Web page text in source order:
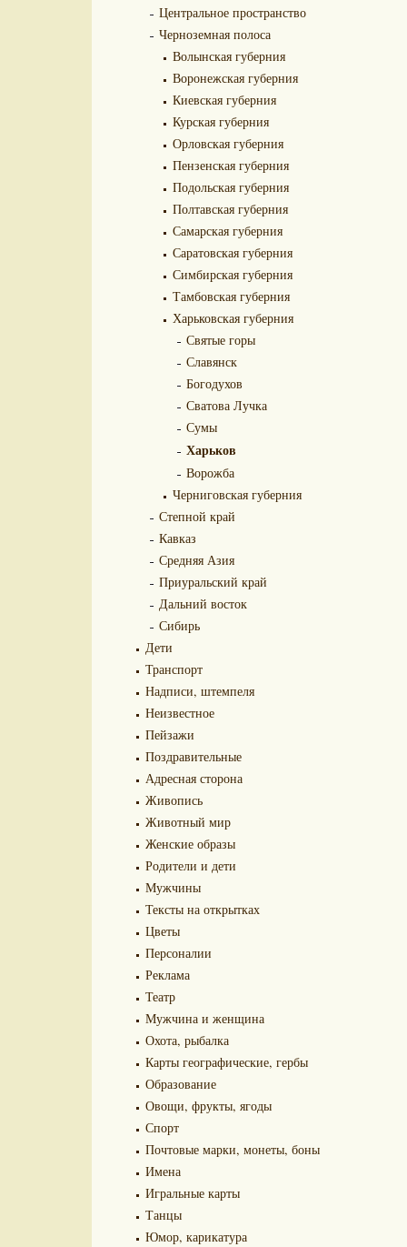
Центральное пространство
Черноземная полоса
Волынская губерния
Воронежская губерния
Киевская губерния
Курская губерния
Орловская губерния
Пензенская губерния
Подольская губерния
Полтавская губерния
Самарская губерния
Саратовская губерния
Симбирская губерния
Тамбовская губерния
Харьковская губерния
Святые горы
Славянск
Богодухов
Сватова Лучка
Сумы
Харьков
Ворожба
Черниговская губерния
Степной край
Кавказ
Средняя Азия
Приуральский край
Дальний восток
Сибирь
Дети
Транспорт
Надписи, штемпеля
Неизвестное
Пейзажи
Поздравительные
Адресная сторона
Живопись
Животный мир
Женские образы
Родители и дети
Мужчины
Тексты на открытках
Цветы
Персоналии
Реклама
Театр
Мужчина и женщина
Охота, рыбалка
Карты географические, гербы
Образование
Овощи, фрукты, ягоды
Спорт
Почтовые марки, монеты, боны
Имена
Игральные карты
Танцы
Юмор, карикатура